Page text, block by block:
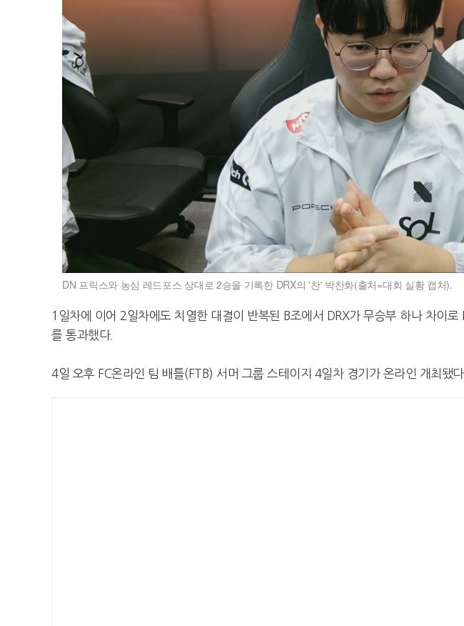
DN 프릭스와 농심 레드포스 상대로 2승을 기록한 DRX의 '찬' 박찬화(출처=대회 실황 캡처).
1일차에 이어 2일차에도 치열한 대결이 반복된 B조에서 DRX가 무승부 하나 차이
를 통과했다.
4일 오후 FC온라인 팀 배틀(FTB) 서머 그룹 스테이지 4일차 경기가 온라인 개최됐다.